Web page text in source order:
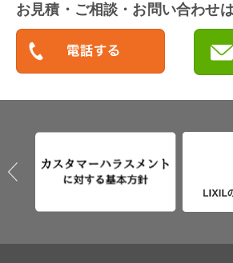
お見積・ご相談・お問い合わせ